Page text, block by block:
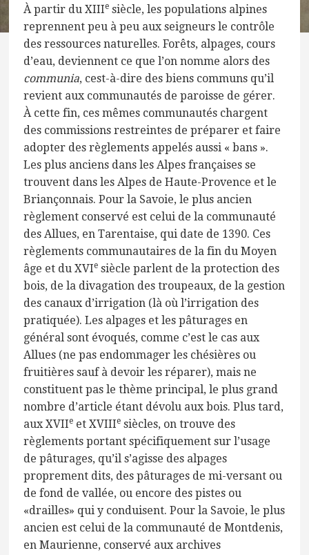
À partir du XIIIe siècle, les populations alpines
reprennent peu à peu aux seigneurs le contrôle
des ressources naturelles. Forêts, alpages, cours
d’eau, deviennent ce que l’on nomme alors des
communia, cest-à-dire des biens communs qu’il
revient aux communautés de paroisse de gérer.
À cette fin, ces mêmes communautés chargent
des commissions restreintes de préparer et faire
adopter des règlements appelés aussi « bans ».
Les plus anciens dans les Alpes françaises se
trouvent dans les Alpes de Haute-Provence et le
Briançonnais. Pour la Savoie, le plus ancien
règlement conservé est celui de la communauté
des Allues, en Tarentaise, qui date de 1390. Ces
règlements communautaires de la fin du Moyen
âge et du XVIe siècle parlent de la protection des
bois, de la divagation des troupeaux, de la gestion
des canaux d’irrigation (là où l’irrigation des
pratiquée). Les alpages et les pâturages en
général sont évoqués, comme c’est le cas aux
Allues (ne pas endommager les chésières ou
fruitières sauf à devoir les réparer), mais ne
constituent pas le thème principal, le plus grand
nombre d’article étant dévolu aux bois. Plus tard,
aux XVIIe et XVIIIe siècles, on trouve des
règlements portant spécifiquement sur l’usage
de pâturages, qu’il s’agisse des alpages
proprement dits, des pâturages de mi-versant ou
de fond de vallée, ou encore des pistes ou
«drailles» qui y conduisent. Pour la Savoie, le plus
ancien est celui de la communauté de Montdenis,
en Maurienne, conservé aux archives